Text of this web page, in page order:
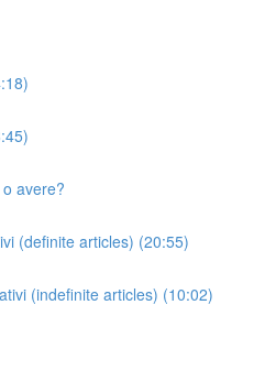
avere?
(definite articles) (20:55)
(indefinite articles) (10:02)